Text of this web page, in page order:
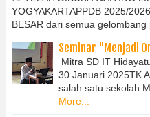
YOGYAKARTAPPDB 2025/
BESAR dari semua gelombang
Seminar "Menjadi
Mitra SD IT
30 Januari 2025TK
salah satu sekolah
More...